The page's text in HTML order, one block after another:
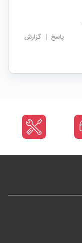
پاسخ | گزارش